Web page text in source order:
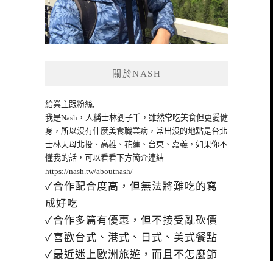
關於NASH
給業主跟粉絲,
我是Nash，人稱士林劉子千，雖然常吃美食但更愛健
身，所以沒有什麼美食職業病，常出沒的地點是台北
士林天母北投、高雄、花蓮、台東、嘉義，如果你不
懂我的話，可以看看下方簡介連結
https://nash.tw/aboutnash/
✓合作配合度高，但無法將難吃的寫
成好吃
✓合作多篇有優惠，但不接受亂砍價
✓喜歡台式、港式、日式、美式餐點
✓最近迷上歐洲旅遊，而且不怎麼節